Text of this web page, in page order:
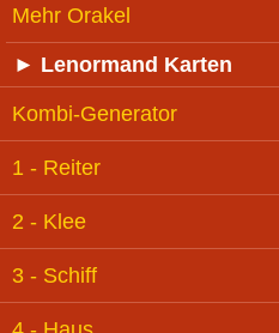
Mehr Orakel
► Lenormand Karten
Kombi-Generator
1 - Reiter
2 - Klee
3 - Schiff